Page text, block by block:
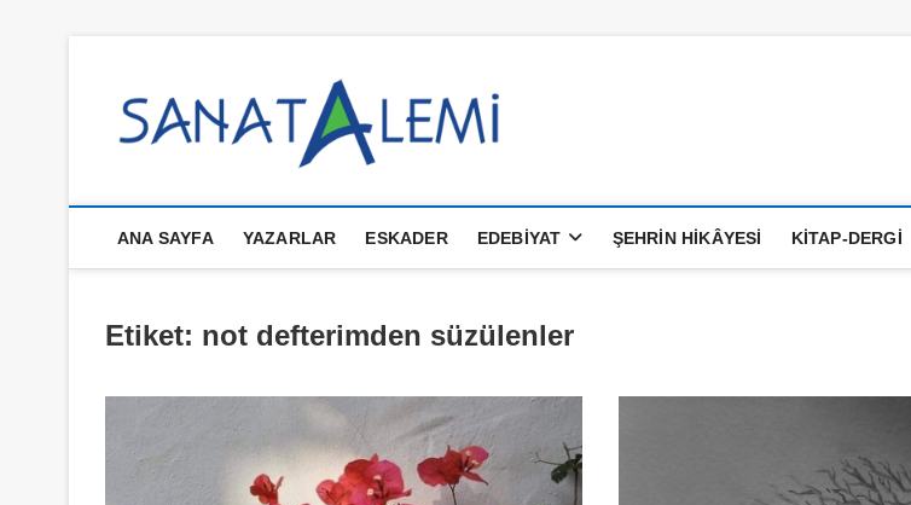
ANA SAYFA YAZARLAR ESKADER EDEBIYAT ŞEHRIN HIKÂYESI KITAP-DERGI
Etiket: not defterimden süzülenler